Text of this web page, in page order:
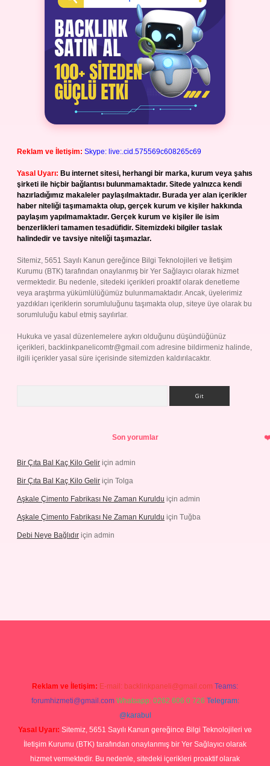
Reklam ve İletişim: Skype: live:.cid.575569c608265c69
Yasal Uyarı: Bu internet sitesi, herhangi bir marka, kurum veya şahıs
şirketi ile hiçbir bağlantısı bulunmamaktadır. Sitede yalnızca kendi
hazırladığımız makaleler paylaşılmaktadır. Burada yer alan içerikler
haber niteliği taşımamakta olup, gerçek kurum ve kişiler hakkında
paylaşım yapılmamaktadır. Gerçek kurum ve kişiler ile isim
benzerlikleri tamamen tesadüfidir. Sitemizdeki bilgiler taslak
halindedir ve tavsiye niteliği taşımazlar.
Sitemiz, 5651 Sayılı Kanun gereğince Bilgi Teknolojileri ve İletişim
Kurumu (BTK) tarafından onaylanmış bir Yer Sağlayıcı olarak hizmet
vermektedir. Bu nedenle, sitedeki içerikleri proaktif olarak denetleme
veya araştırma yükümlülüğümüz bulunmamaktadır. Ancak, üyelerimiz
yazdıkları içeriklerin sorumluluğunu taşımakta olup, siteye üye olarak bu
sorumluluğu kabul etmiş sayılırlar.
Hukuka ve yasal düzenlemelere aykırı olduğunu düşündüğünüz
içerikleri, backlinkpanelicomtr@gmail.com adresine bildirmeniz halinde,
ilgili içerikler yasal süre içerisinde sitemizden kaldırılacaktır.
Son yorumlar
Bir Çıta Bal Kaç Kilo Gelir için admin
Bir Çıta Bal Kaç Kilo Gelir için Tolga
Aşkale Çimento Fabrikası Ne Zaman Kuruldu için admin
Aşkale Çimento Fabrikası Ne Zaman Kuruldu için Tuğba
Debi Neye Bağlıdır için admin
Reklam ve İletişim: E-mail: backlinkpaneli@gmail.com Teams:
forumhizmeti@gmail.com Whatsapp: 0262 606 0 726 Telegram:
@karabul
Yasal Uyarı: Sitemiz, 5651 Sayılı Kanun gereğince Bilgi Teknolojileri ve
İletişim Kurumu (BTK) tarafından onaylanmış bir Yer Sağlayıcı olarak
hizmet vermektedir. Bu nedenle, sitedeki içerikleri proaktif olarak